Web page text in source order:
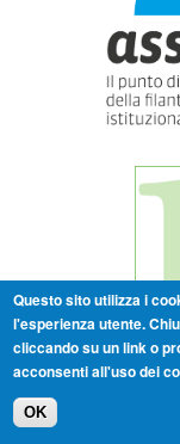
Questo sito utilizza i
l'esperienza utente.
cliccando su un link o
acconsenti all'uso dei
OK